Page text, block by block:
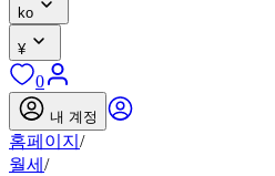
ko
¥
0
내 계정
홈페이지 /
월세 /